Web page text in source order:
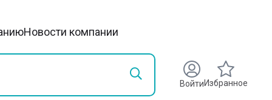
Новости компании
ВойтиИзбранное